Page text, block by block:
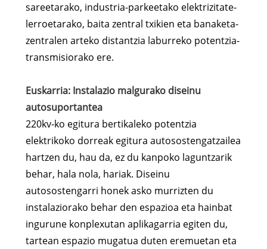
sareetarako, industria-parkeetako elektrizitate-
lerroetarako, baita zentral txikien eta banaketa-
zentralen arteko distantzia laburreko potentzia-
transmisiorako ere.
Euskarria: Instalazio malgurako diseinu
autosuportantea
220kv-ko egitura bertikaleko potentzia
elektrikoko dorreak egitura autosostengatzailea
hartzen du, hau da, ez du kanpoko laguntzarik
behar, hala nola, hariak. Diseinu
autosostengarri honek asko murrizten du
instalaziorako behar den espazioa eta hainbat
ingurune konplexutan aplikagarria egiten du,
tartean espazio mugatua duten eremuetan eta